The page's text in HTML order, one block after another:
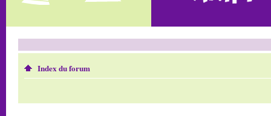
Index du forum